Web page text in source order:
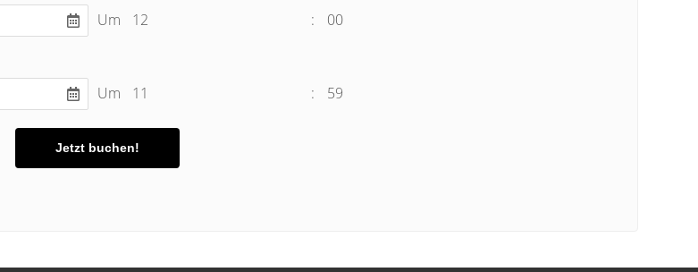
Um
12 : 00
Um
11 : 59